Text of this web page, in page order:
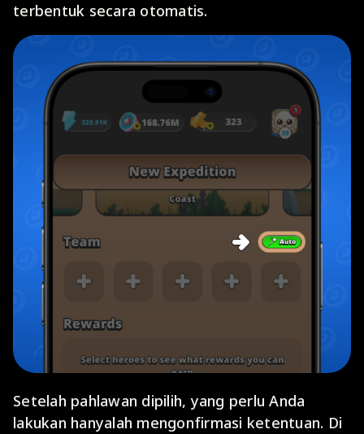
terbentuk secara otomatis.
Setelah pahlawan dipilih, yang perlu Anda
lakukan hanyalah mengonfirmasi ketentuan. Di